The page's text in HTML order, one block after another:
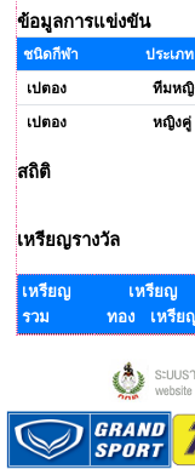
ข้อมูลการแข่งขัน
ชนิดกีฬา
ประเภ
เปตอง
ทีมหญิ
เปตอง
หญิงคู่
สถิติ
เหรียญรางวัล
เหรียญ
รวม
เหรียญ
ทอง เหรีย